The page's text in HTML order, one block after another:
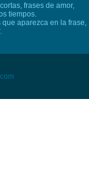
frases de amor,
tiempos.
aparezca en la frase,